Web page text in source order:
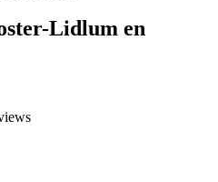
Lidlum en